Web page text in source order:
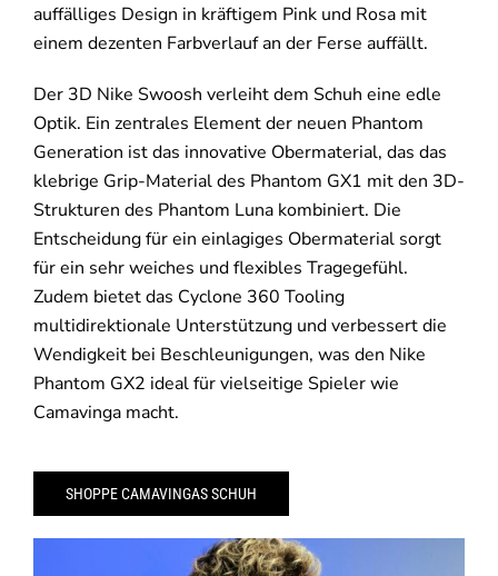
auffälliges Design in kräftigem Pink und Rosa mit
einem dezenten Farbverlauf an der Ferse auffällt.
Der 3D Nike Swoosh verleiht dem Schuh eine edle
Optik. Ein zentrales Element der neuen Phantom
Generation ist das innovative Obermaterial, das das
klebrige Grip-Material des Phantom GX1 mit den 3D-
Strukturen des Phantom Luna kombiniert. Die
Entscheidung für ein einlagiges Obermaterial sorgt
für ein sehr weiches und flexibles Tragegefühl.
Zudem bietet das Cyclone 360 Tooling
multidirektionale Unterstützung und verbessert die
Wendigkeit bei Beschleunigungen, was den Nike
Phantom GX2 ideal für vielseitige Spieler wie
Camavinga macht.
SHOPPE CAMAVINGAS SCHUH